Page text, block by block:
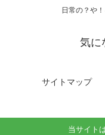
日常の？や
気に
サイトマップ
当サイト